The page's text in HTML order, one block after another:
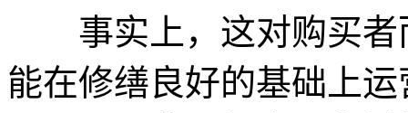
事实上，这对购买者
能在修缮良好的基础上